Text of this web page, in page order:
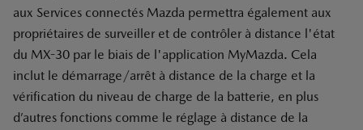
aux Services connectés Mazda permettra également aux
propriétaires de surveiller et de contrôler à distance l'état
du MX-30 par le biais de l'application MyMazda. Cela
inclut le démarrage/arrêt à distance de la charge et la
vérification du niveau de charge de la batterie, en plus
d’autres fonctions comme le réglage à distance de la